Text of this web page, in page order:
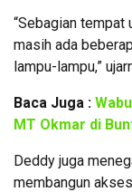
“Sebagian tempat
masih ada
lampu-lampu,”
Baca Juga :
MT Okmar di
Deddy juga
membangun